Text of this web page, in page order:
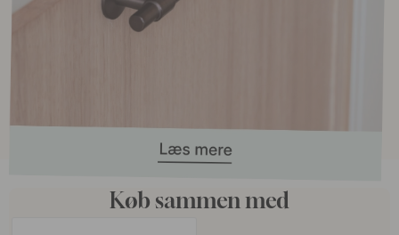
Køb sammen med